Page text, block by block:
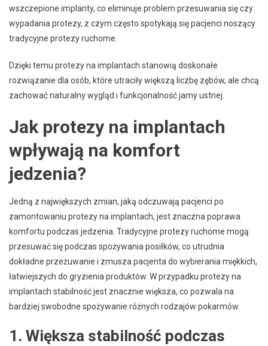
wszczepione implanty, co eliminuje problem przesuwania się czy
wypadania protezy, z czym często spotykają się pacjenci noszący
tradycyjne protezy ruchome.
Dzięki temu protezy na implantach stanowią doskonałe
rozwiązanie dla osób, które utraciły większą liczbę zębów, ale chcą
zachować naturalny wygląd i funkcjonalność jamy ustnej.
Jak protezy na implantach
wpływają na komfort
jedzenia?
Jedną z największych zmian, jaką odczuwają pacjenci po
zamontowaniu protezy na implantach, jest znaczna poprawa
komfortu podczas jedzenia. Tradycyjne protezy ruchome mogą
przesuwać się podczas spożywania posiłków, co utrudnia
dokładne przeżuwanie i zmusza pacjenta do wybierania miękkich,
łatwiejszych do gryzienia produktów. W przypadku protezy na
implantach stabilność jest znacznie większa, co pozwala na
bardziej swobodne spożywanie różnych rodzajów pokarmów.
1. Większa stabilność podczas